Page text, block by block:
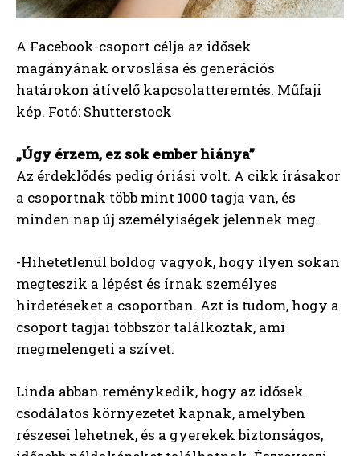
A Facebook-csoport célja az idősek
magányának orvoslása és generációs
határokon átívelő kapcsolatteremtés. Műfaji
kép. Fotó: Shutterstock
„Úgy érzem, ez sok ember hiánya”
Az érdeklődés pedig óriási volt. A cikk írásakor
a csoportnak több mint 1000 tagja van, és
minden nap új személyiségek jelennek meg.
-Hihetetlenül boldog vagyok, hogy ilyen sokan
megteszik a lépést és írnak személyes
hirdetéseket a csoportban. Azt is tudom, hogy a
csoport tagjai többször találkoztak, ami
megmelengeti a szívet.
Linda abban reménykedik, hogy az idősek
csodálatos környezetet kapnak, amelyben
részesei lehetnek, és a gyerekek biztonságos,